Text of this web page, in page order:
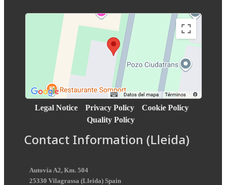
Legal Notice Privacy Policy
Cookie Policy
Quality Policy
Contact Information (Lleida)
Autovía A2, Km. 504
25330 Vilagrassa (Lleida) Spain